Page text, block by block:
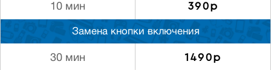
10 мин 390р
Замена кнопки включения
30 мин 1490р